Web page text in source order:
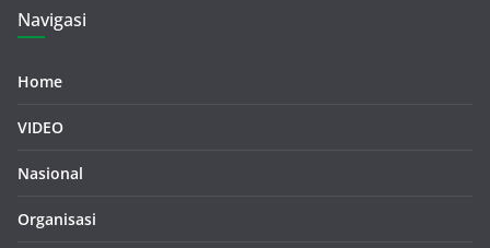
Navigasi
Home
VIDEO
Nasional
Organisasi